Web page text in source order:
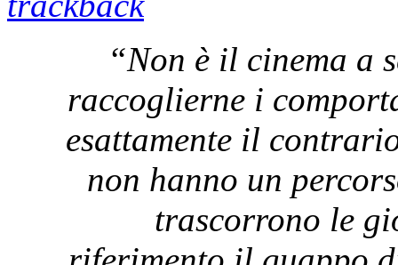
“Non è il cinema a
raccoglierne i
esattamente il
non hanno un
trascorrono le